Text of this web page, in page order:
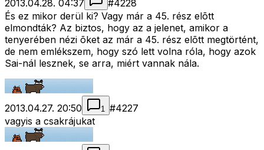
2013.04.28. 04:37 #4228
És ez mikor derül ki? Vagy már a 45. rész elõtt
elmondták? Az biztos, hogy az a jelenet, amikor a
tenyerében nézi õket az már a 45. rész elõtt megtörtént,
de nem emlékszem, hogy szó lett volna róla, hogy azok
Sai-nál lesznek, se arra, miért vannak nála.
2013.04.27. 20:50 1 #4227
vagyis a csakrájukat